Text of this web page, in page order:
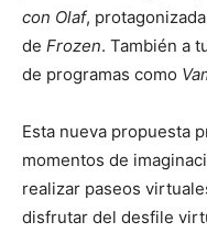
con Olaf,
de Frozen. También a
de programas como
Esta nueva propuesta
momentos de
realizar paseos
disfrutar del desfile